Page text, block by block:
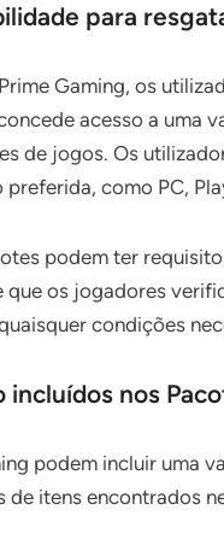
para
Gaming, os
acesso a uma
de jogos. Os
como PC,
podem ter
que os jogadores
condições
nos
podem incluir uma
de itens encontrados